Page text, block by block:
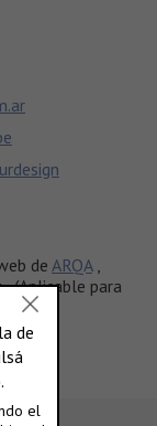
de ARQA,
(Aplicable para